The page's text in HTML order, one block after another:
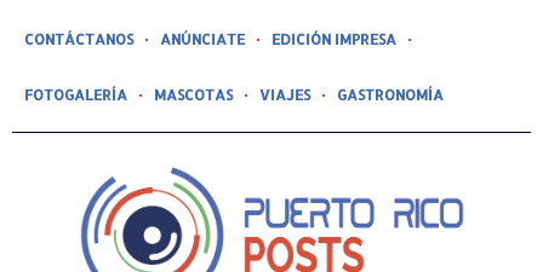
CONTÁCTANOS ANÚNCIATE EDICIÓN IMPRESA
FOTOGALERÍA MASCOTAS VIAJES GASTRONOMÍA